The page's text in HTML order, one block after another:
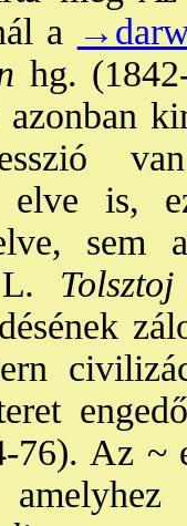
a
hg.
elve is,
sem
. Tolsztoj
76). Az ~